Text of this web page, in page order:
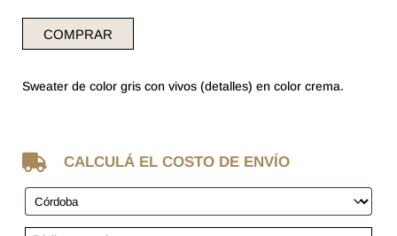
COMPRAR
Sweater de color gris con vivos (detalles) en color crema.
 CALCULÁ EL COSTO DE ENVÍO